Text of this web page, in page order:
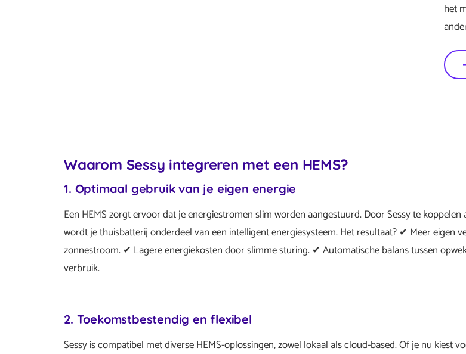
het
Waarom Sessy integreren met een HEMS?
1. Optimaal gebruik van je eigen energie
Een HEMS zorgt ervoor dat je energiestromen slim worden aangestuurd. Door Sessy te koppelen
wordt je thuisbatterij onderdeel van een intelligent energiesysteem. Het resultaat? ✔ Meer eigen
zonnestroom. ✔ Lagere energiekosten door slimme sturing. ✔ Automatische balans tussen
verbruik.
2. Toekomstbestendig en flexibel
Sessy is compatibel met diverse HEMS-oplossingen, zowel lokaal als cloud-based. Of je nu kiest